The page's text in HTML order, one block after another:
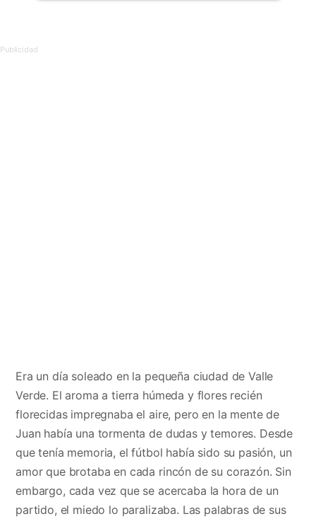
Era un día soleado en la pequeña ciudad de Valle
Verde. El aroma a tierra húmeda y flores recién
florecidas impregnaba el aire, pero en la mente de
Juan había una tormenta de dudas y temores. Desde
que tenía memoria, el fútbol había sido su pasión, un
amor que brotaba en cada rincón de su corazón. Sin
embargo, cada vez que se acercaba la hora de un
partido, el miedo lo paralizaba. Las palabras de sus